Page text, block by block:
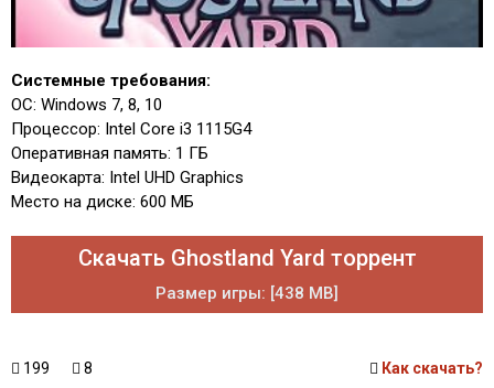
Системные требования:
ОС: Windows 7, 8, 10
Процессор: Intel Core i3 1115G4
Оперативная память: 1 ГБ
Видеокарта: Intel UHD Graphics
Место на диске: 600 МБ
Скачать Ghostland Yard торрент
Размер игры: [438 MB]
199 8 Как скачать?